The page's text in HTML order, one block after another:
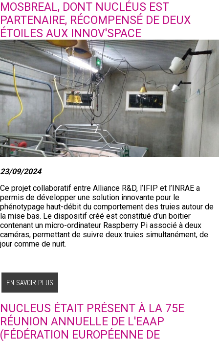
MOSBREAL, DONT NUCLÉUS EST
PARTENAIRE, RÉCOMPENSÉ DE DEUX
ÉTOILES AUX INNOV'SPACE
23/09/2024
Ce projet collaboratif entre Alliance R&D, l’IFIP et l’INRAE a
permis de développer une solution innovante pour le
phénotypage haut-débit du comportement des truies autour de
la mise bas. Le dispositif créé est constitué d’un boitier
contenant un micro-ordinateur Raspberry Pi associé à deux
caméras, permettant de suivre deux truies simultanément, de
jour comme de nuit.
EN SAVOIR PLUS
NUCLEUS ÉTAIT PRÉSENT À LA 75E
RÉUNION ANNUELLE DE L'EAAP
(FÉDÉRATION EUROPÉENNE DE